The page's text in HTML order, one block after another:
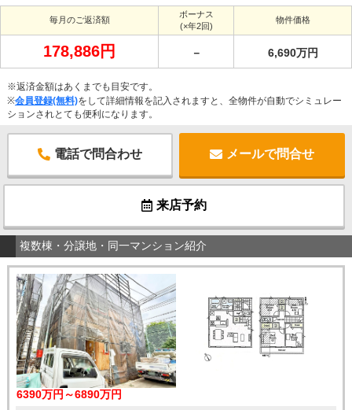
毎月のご返済額
ボーナス
(×年2回)
物件価格
178,886円 － 6,690万円
※返済金額はあくまでも目安です。
※会員登録(無料)をして詳細情報を記入されますと、全物件が自動でシミュレー
ションされとても便利になります。
電話で問合わせ メールで問合せ
来店予約
複数棟・分譲地・同一マンション紹介
6390万円～6890万円